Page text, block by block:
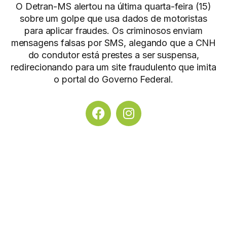
O Detran-MS alertou na última quarta-feira (15)
sobre um golpe que usa dados de motoristas
para aplicar fraudes. Os criminosos enviam
mensagens falsas por SMS, alegando que a CNH
do condutor está prestes a ser suspensa,
redirecionando para um site fraudulento que imita
o portal do Governo Federal.